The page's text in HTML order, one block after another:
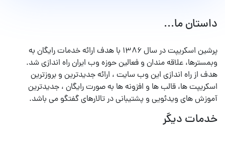
داستان ما...
پرشین اسکریپت در سال ۱۳۸۶ با هدف ارائه خدمات رایگان به
وبمسترها، علاقه مندان و فعالین حوزه وب ایران راه اندازی شد.
هدف از راه اندازی این وب سایت ، ارائه جدیدترین و بروزترین
اسکریپت ها، قالب ها و افزونه ها به صورت رایگان ، جدیدترین
آموزش های ویدئویی و پشتیبانی در تالارهای گفتگو می باشد.
خدمات دیگر